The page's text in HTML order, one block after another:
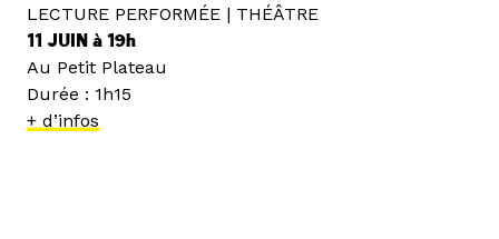
LECTURE PERFORMÉE | THÉÂTRE
11 JUIN à 19h
Au Petit Plateau
Durée : 1h15
+ d’infos